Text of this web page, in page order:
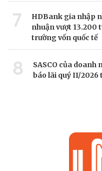
7
HDBank gia nhập
nhuận vượt 13.200
trường vốn quốc tế
8
SASCO của
báo lãi quý II/2026